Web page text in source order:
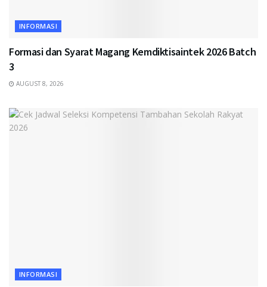
INFORMASI
Formasi dan Syarat Magang Kemdiktisaintek 2026 Batch
3
AUGUST 8, 2026
INFORMASI